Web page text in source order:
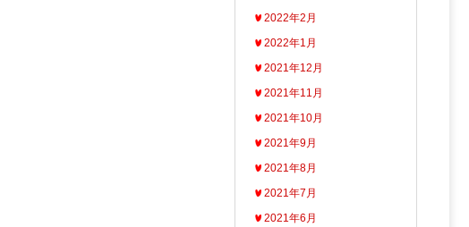
2022年2月
2022年1月
2021年12月
2021年11月
2021年10月
2021年9月
2021年8月
2021年7月
2021年6月